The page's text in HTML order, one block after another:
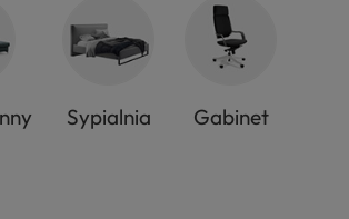
Sypialnia Gabinet